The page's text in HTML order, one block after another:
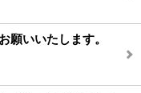
願いいたします。